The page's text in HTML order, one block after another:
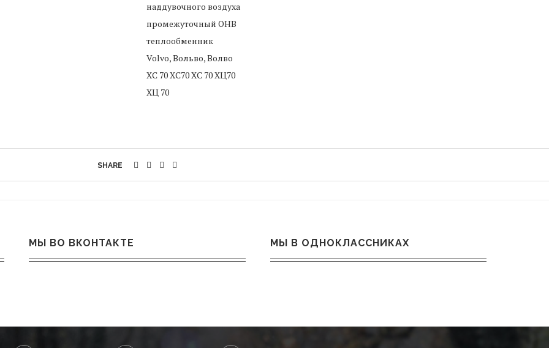
наддувочного воздуха
промежуточный ОНВ
теплообменник
Volvo, Вольво, Волво
XC 70 ХС70 ХС 70 ХЦ70
ХЦ 70
SHARE
МЫ ВО ВКОНТАКТЕ МЫ В ОДНОКЛАССНИКАХ